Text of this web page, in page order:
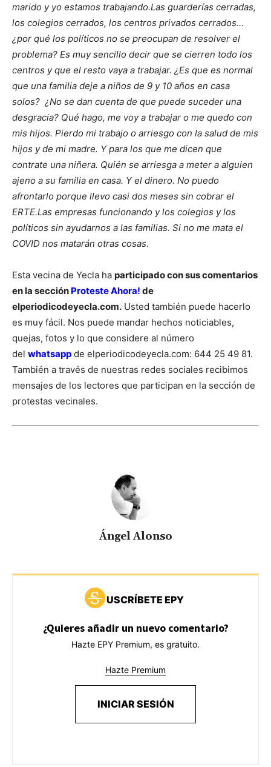
marido y yo estamos trabajando.Las guarderías cerradas,
los colegios cerrados, los centros privados cerrados…
¿por qué los políticos no se preocupan de resolver el
problema? Es muy sencillo decir que se cierren todo los
centros y que el resto vaya a trabajar. ¿Es que es normal
que una familia deje a niños de 9 y 10 años en casa
solos? ¿No se dan cuenta de que puede suceder una
desgracia? Qué hago, me voy a trabajar o me quedo con
mis hijos. Pierdo mi trabajo o arriesgo con la salud de mis
hijos y de mi madre. Y para los que me dicen que
contrate una niñera. Quién se arriesga a meter a alguien
ajeno a su familia en casa. Y el dinero. No puedo
afrontarlo porque llevo casi dos meses sin cobrar el
ERTE.Las empresas funcionando y los colegios y los
políticos sin ayudarnos a las familias. Si no me mata el
COVID nos matarán otras cosas.
Esta vecina de Yecla ha participado con sus comentarios
en la sección Proteste Ahora! de
elperiodicodeyecla.com. Usted también puede hacerlo
es muy fácil. Nos puede mandar hechos noticiables,
quejas, fotos y lo que considere al número
del whatsapp de elperiodicodeyecla.com: 644 25 49 81.
También a través de nuestras redes sociales recibimos
mensajes de los lectores que participan en la sección de
protestas vecinales.
Ángel Alonso
USCRÍBETE EPY
¿Quieres añadir un nuevo comentario?
Hazte EPY Premium, es gratuito.
Hazte Premium
INICIAR SESIÓN